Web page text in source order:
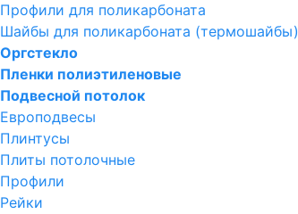
Профили для поликарбоната
Шайбы для поликарбоната (термошайбы)
Оргстекло
Пленки полиэтиленовые
Подвесной потолок
Европодвесы
Плинтусы
Плиты потолочные
Профили
Рейки